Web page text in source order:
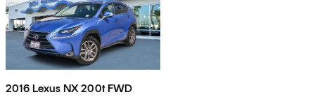
2016 Lexus NX 200t FWD